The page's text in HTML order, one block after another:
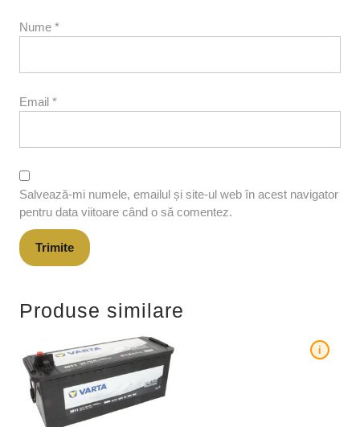
Nume *
Email *
Salvează-mi numele, emailul și site-ul web în acest navigator
pentru data viitoare când o să comentez.
Produse similare
i